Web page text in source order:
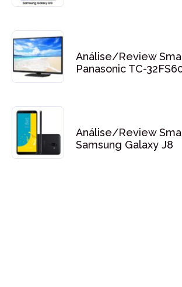
Análise/Review
Panasonic TC-
Análise/Review
Samsung Galaxy J8